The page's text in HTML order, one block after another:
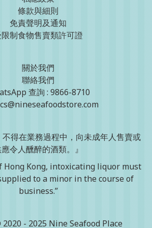
條款與細則
免責聲明及通知
限制食物售賣類許可證
關於我們
聯絡我們
查詢 : 9866-8710
不得在業務過程中，向未成年人售賣或
令人醺醉的酒類。』
Hong Kong, intoxicating liquor must
to a minor in the course of
business.”
- 2025 Nine Seafood Place